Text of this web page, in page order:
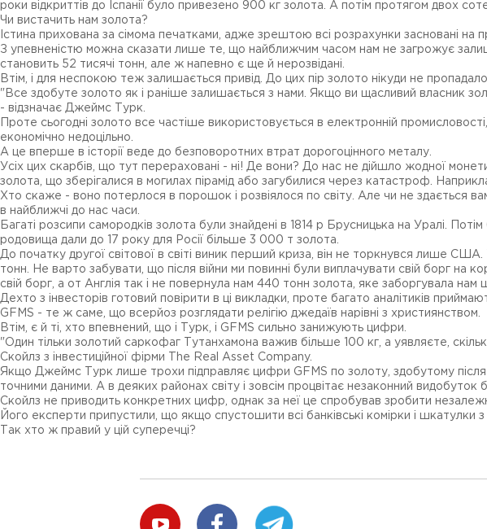
роки відкриттів до Іспанії було привезено 900 кг золота. А потім протягом двох
Чи вистачить нам золота?
Істина прихована за сімома печатками, адже зрештою всі розрахунки засновані на
З упевненістю можна сказати лише те, що найближчим часом нам не загрожує
становить 52 тисячі тонн, але ж напевно є ще й нерозвідані.
Втім, і для неспокою теж залишається привід. До цих пір золото нікуди не
"Все здобуте золото як і раніше залишається з нами. Якщо ви щасливий власник
- відзначає Джеймс Турк.
Проте сьогодні золото все частіше використовується в електронній
економічно недоцільно.
А це вперше в історії веде до безповоротних втрат дорогоцінного металу.
Усіх цих скарбів, що тут перераховані - ні! Де вони? До нас не дійшло жодної
золота, що зберігалися в могилах пірамід або загубилися через катастроф.
Хто скаже - воно потерлося в порошок і розвіялося по світу. Але чи не здається
в найближчі до нас часи.
Багаті розсипи самородків золота були знайдені в 1814 р Брусницька на Уралі.
родовища дали до 17 року для Росії більше 3 000 т золота.
До початку другої світової в світі виник перший криза, він не торкнувся лише
тонн. Не варто забувати, що після війни ми повинні були виплачувати свій борг
свій борг, а от Англія так і не повернула нам 440 тонн золота, яке заборгувала нам
Дехто з інвесторів готовий повірити в ці викладки, проте багато аналітиків
GFMS - те ж саме, що всерйоз розглядати релігію джедаїв нарівні з християнством.
Втім, є й ті, хто впевнений, що і Турк, і GFMS сильно занижують цифри.
"Один тільки золотий саркофаг Тутанхамона важив більше 100 кг, а уявляєте,
Скойлз з інвестиційної фірми The Real Asset Company.
Якщо Джеймс Турк лише трохи підправляє цифри GFMS по золоту, здобутому після
точними даними. А в деяких районах світу і зовсім процвітає незаконний видобуток
Скойлз не приводить конкретних цифр, однак за неї це спробував зробити
Його експерти припустили, що якщо спустошити всі банківські комірки і
Так хто ж правий у цій суперечці?